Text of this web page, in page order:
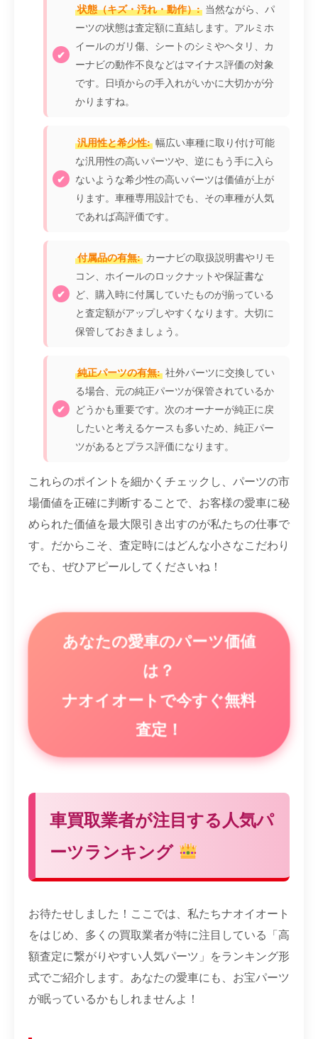
状態（キズ・汚れ・動作）: 当然ながら、パ
ーツの状態は査定額に直結します。アルミホ
イールのガリ傷、シートのシミやヘタリ、カ
ーナビの動作不良などはマイナス評価の対象
です。日頃からの手入れがいかに大切かが分
かりますね。
汎用性と希少性: 幅広い車種に取り付け可能
な汎用性の高いパーツや、逆にもう手に入ら
ないような希少性の高いパーツは価値が上が
ります。車種専用設計でも、その車種が人気
であれば高評価です。
付属品の有無: カーナビの取扱説明書やリモ
コン、ホイールのロックナットや保証書な
ど、購入時に付属していたものが揃っている
と査定額がアップしやすくなります。大切に
保管しておきましょう。
純正パーツの有無: 社外パーツに交換してい
る場合、元の純正パーツが保管されているか
どうかも重要です。次のオーナーが純正に戻
したいと考えるケースも多いため、純正パー
ツがあるとプラス評価になります。
これらのポイントを細かくチェックし、パーツの市
場価値を正確に判断することで、お客様の愛車に秘
められた価値を最大限引き出すのが私たちの仕事で
す。だからこそ、査定時にはどんな小さなこだわり
でも、ぜひアピールしてくださいね！
あなたの愛車のパーツ価値
は？
ナオイオートで今すぐ無料
査定！
車買取業者が注目する人気パ
ーツランキング
お待たせしました！ここでは、私たちナオイオート
をはじめ、多くの買取業者が特に注目している「高
額査定に繋がりやすい人気パーツ」をランキング形
式でご紹介します。あなたの愛車にも、お宝パーツ
が眠っているかもしれませんよ！